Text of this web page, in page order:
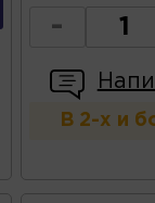
-
В 2-х и